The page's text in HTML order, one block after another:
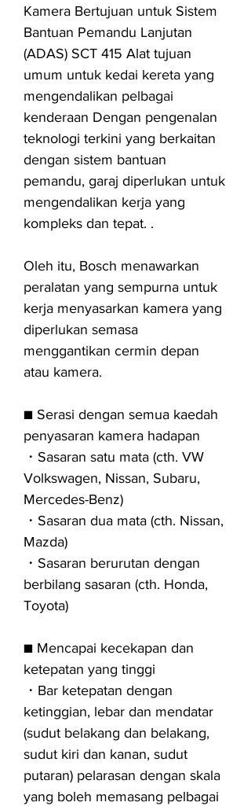
Kamera Bertujuan untuk Sistem
Bantuan Pemandu Lanjutan
(ADAS) SCT 415 Alat tujuan
umum untuk kedai kereta yang
mengendalikan pelbagai
kenderaan Dengan pengenalan
teknologi terkini yang berkaitan
dengan sistem bantuan
pemandu, garaj diperlukan untuk
mengendalikan kerja yang
kompleks dan tepat. .
Oleh itu, Bosch menawarkan
peralatan yang sempurna untuk
kerja menyasarkan kamera yang
diperlukan semasa
menggantikan cermin depan
atau kamera.
■ Serasi dengan semua kaedah
penyasaran kamera hadapan
・Sasaran satu mata (cth. VW
Volkswagen, Nissan, Subaru,
Mercedes-Benz)
・Sasaran dua mata (cth. Nissan,
Mazda)
・Sasaran berurutan dengan
berbilang sasaran (cth. Honda,
Toyota)
■ Mencapai kecekapan dan
ketepatan yang tinggi
・Bar ketepatan dengan
ketinggian, lebar dan mendatar
(sudut belakang dan belakang,
sudut kiri dan kanan, sudut
putaran) pelarasan dengan skala
yang boleh memasang pelbagai